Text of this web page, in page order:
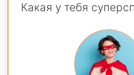
Какая у тебя